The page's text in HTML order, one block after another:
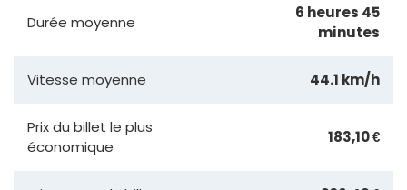
Durée moyenne
6 heures 45
minutes
Vitesse moyenne 44.1 km/h
Prix du billet le plus
économique
183,10 €